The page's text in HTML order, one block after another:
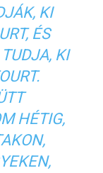
KI
ÉS
KI
HÉTIG,